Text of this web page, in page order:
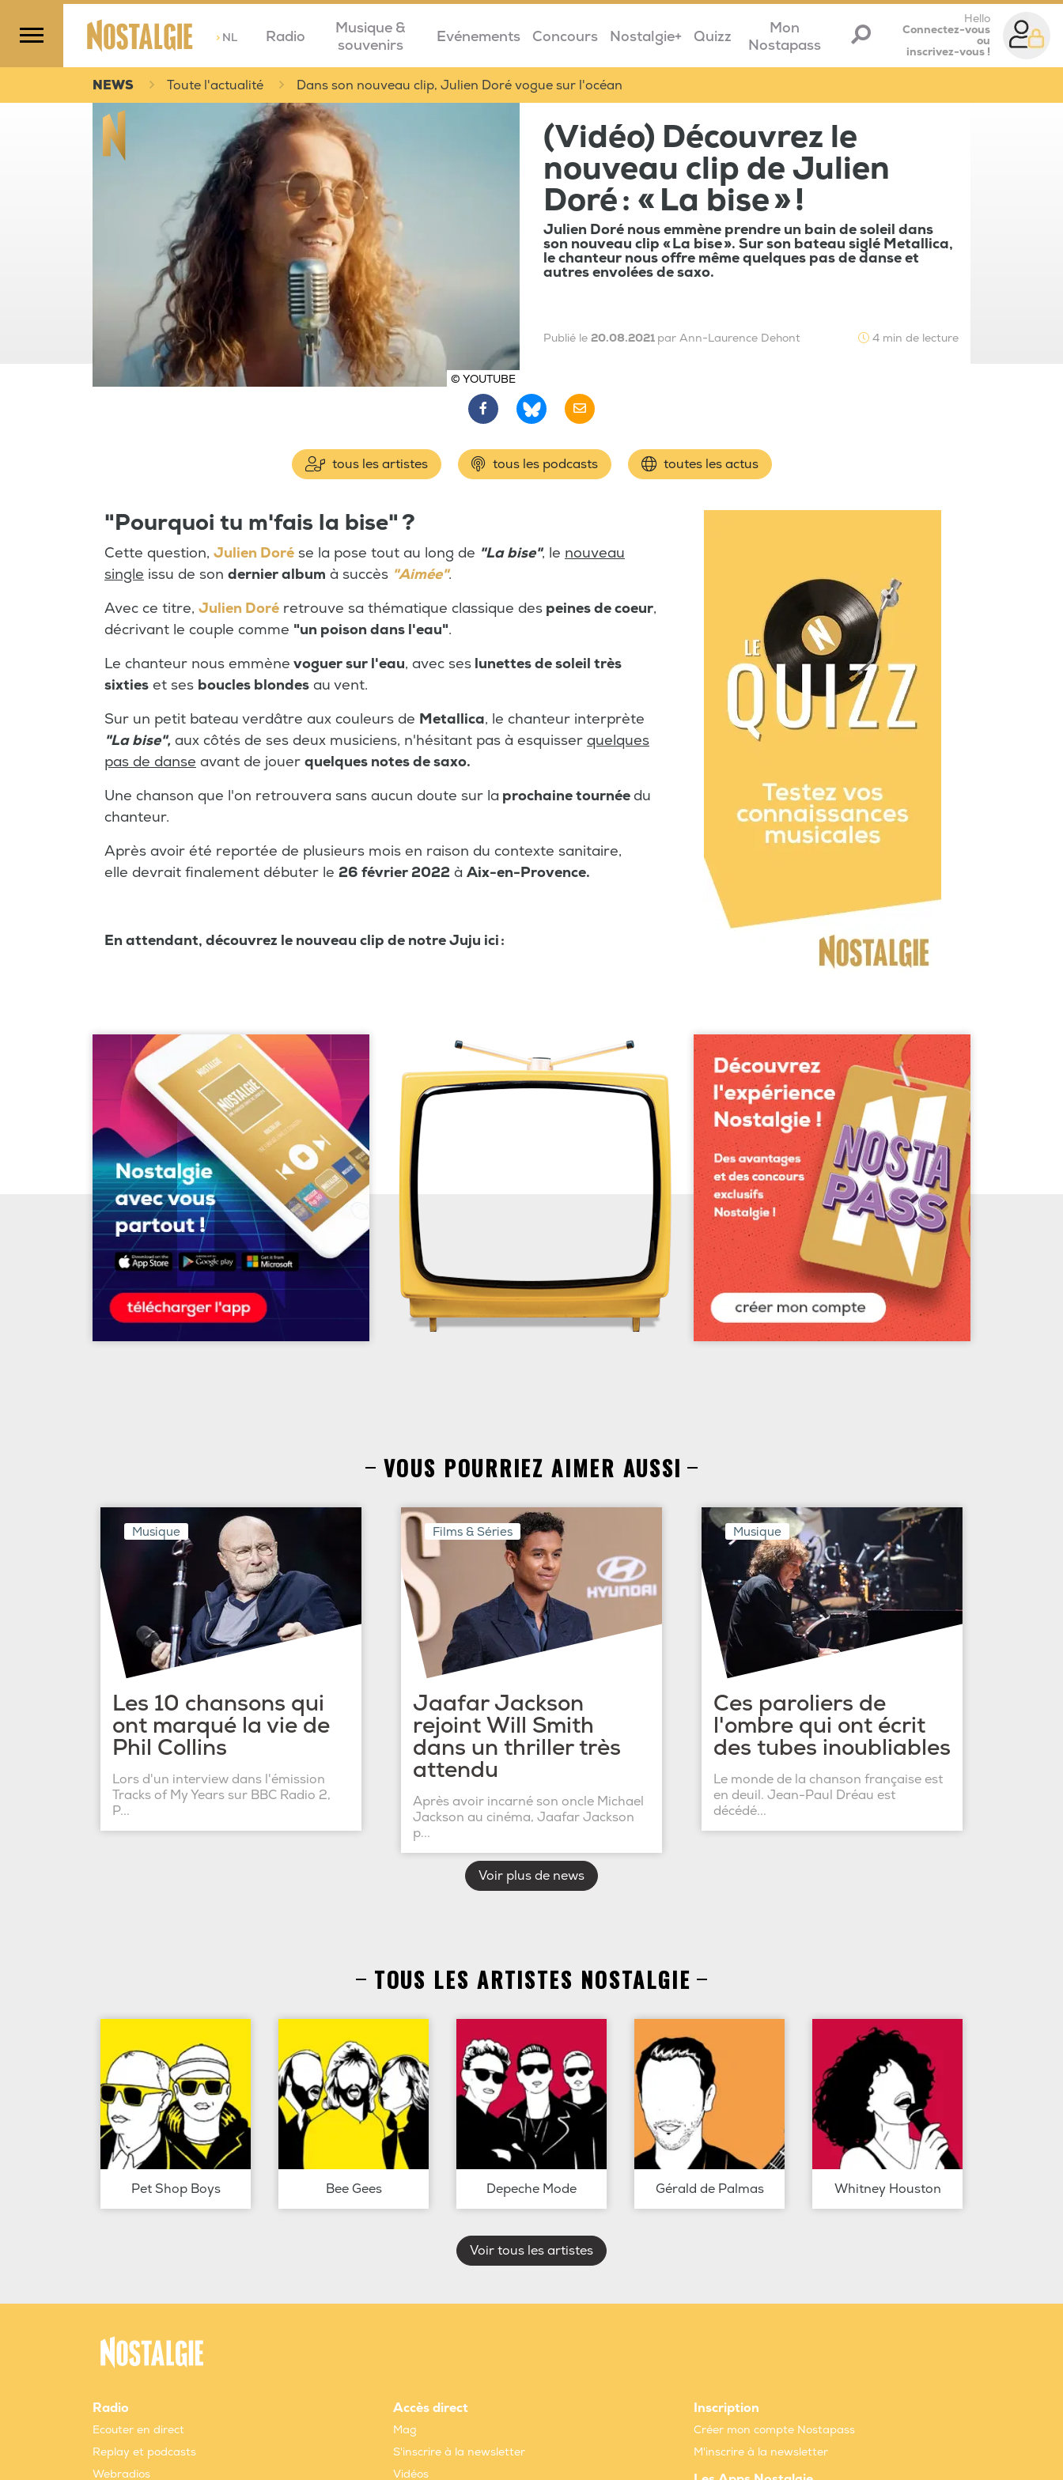
>NL Radio
Musique &
souvenirs
Evénements Concours Nostalgie+ Quizz
Mon
Nostapass
Hello
Connectez-vous
ou
inscrivez-vous !
NEWS Toute l'actualité Dans son nouveau clip, Julien Doré vogue sur l'océan
© YOUTUBE
(Vidéo) Découvrez le
nouveau clip de Julien
Doré : « La bise » !
Julien Doré nous emmène prendre un bain de soleil dans
son nouveau clip « La bise ». Sur son bateau siglé Metallica,
le chanteur nous offre même quelques pas de danse et
autres envolées de saxo.
Publié le 20.08.2021 par Ann-Laurence Dehont 4 min de lecture
tous les artistes tous les podcasts toutes les actus
"Pourquoi tu m'fais la bise" ?
Cette question, Julien Doré se la pose tout au long de "La bise", le nouveau
single issu de son dernier album à succès "Aimée".
Avec ce titre, Julien Doré retrouve sa thématique classique des peines de coeur,
décrivant le couple comme "un poison dans l'eau".
Le chanteur nous emmène voguer sur l'eau, avec ses lunettes de soleil très
sixties et ses boucles blondes au vent.
Sur un petit bateau verdâtre aux couleurs de Metallica, le chanteur interprète
"La bise", aux côtés de ses deux musiciens, n'hésitant pas à esquisser quelques
pas de danse avant de jouer quelques notes de saxo.
Une chanson que l'on retrouvera sans aucun doute sur la prochaine tournéedu
chanteur.
Après avoir été reportée de plusieurs mois en raison du contexte sanitaire,
elle devrait finalement débuter le 26 février 2022 à Aix-en-Provence.
En attendant, découvrez le nouveau clip de notre Juju ici :
VOUS POURRIEZ AIMER AUSSI
Musique
Les 10 chansons qui
ont marqué la vie de
Phil Collins
Lors d'un interview dans l'émission
Tracks of My Years sur BBC Radio 2,
P...
Films & Séries
Jaafar Jackson
rejoint Will Smith
dans un thriller très
attendu
Après avoir incarné son oncle Michael
Jackson au cinéma, Jaafar Jackson
p...
Musique
Ces paroliers de
l'ombre qui ont écrit
des tubes inoubliables
Le monde de la chanson française est
en deuil. Jean-Paul Dréau est
décédé...
Voir plus de news
TOUS LES ARTISTES NOSTALGIE
Pet Shop Boys Bee Gees Depeche Mode Gérald de Palmas Whitney Houston
Voir tous les artistes
Radio
Ecouter en direct
Replay et podcasts
Webradios
Accès direct
Mag
S'inscrire à la newsletter
Vidéos
Inscription
Créer mon compte Nostapass
M'inscrire à la newsletter